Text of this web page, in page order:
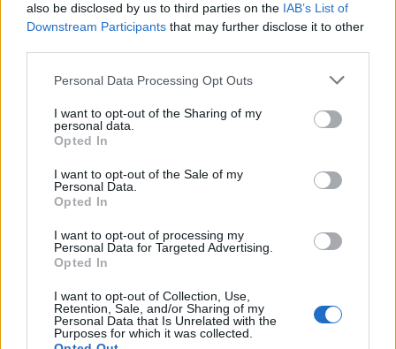
also be disclosed by us to third parties on the IAB’s List of
Downstream Participants that may further disclose it to other
Please note that this website/app uses one or more Google
not limited to your visit or usage behaviour. You may click to
grant or deny consent to Google and its third-party tags to
use your data for below specified purposes in below Google
consent section.
Personal Data Processing Opt Outs
I want to opt-out of the Sharing of my
personal data.
Opted In
I want to opt-out of the Sale of my
Personal Data.
Opted In
I want to opt-out of processing my
Personal Data for Targeted Advertising.
Opted In
I want to opt-out of Collection, Use,
Retention, Sale, and/or Sharing of my
Personal Data that Is Unrelated with the
Purposes for which it was collected.
AUTORE
Sabrina Rossi